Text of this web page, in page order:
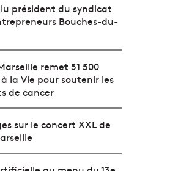
président du syndicat
Bouches-du-
remet 51 500
la Vie pour soutenir les
de cancer
sur le concert XXL de